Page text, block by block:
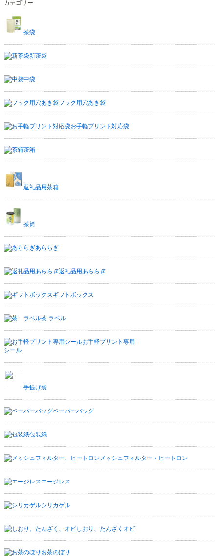
カテゴリー
茶袋
新茶袋
中袋
フック用穴あき袋
お手軽プリント対応袋
茶箱
返礼品用茶箱
茶筒
あららぎ
返礼品用あららぎ
ギフトボックス
茶 ラベル
お手軽プリント専用
シール
手提げ袋
ペーパーバッグ
包装紙
メッシュフィルター・ヒートロン
エージレス
シリカゲル
しおり、たんざくオビ
お茶のぼり